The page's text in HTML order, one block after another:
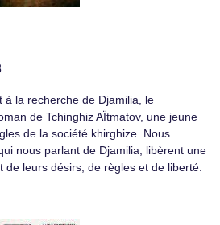
à la recherche de Djamilia, le
de Tchinghiz AÏtmatov, une jeune
de la société khirghize. Nous
nous parlant de Djamilia, libèrent une
de leurs désirs, de règles et de liberté.